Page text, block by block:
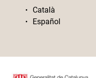
Català
Español